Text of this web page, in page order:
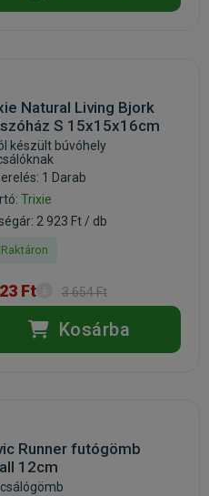
Natural Living Bjork
S 15x15x16cm
készült búvóhely
1 Darab
Trixie
2 923 Ft / db
Ft 3 654 Ft
Kosárba
Runner futógömb
12cm